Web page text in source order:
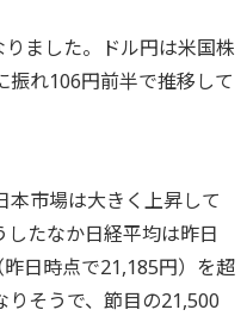
ました。ドル円は米国株
振れ106円前半で推移して
本市場は大きく上昇して
たなか日経平均は昨日
日時点で21,185円）を超
りそうで、節目の21,500